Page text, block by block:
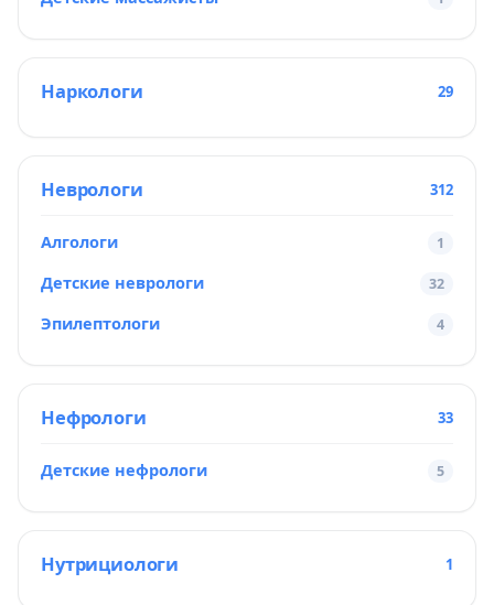
Наркологи 29
Неврологи 312
Алгологи 1
Детские неврологи 32
Эпилептологи 4
Нефрологи 33
Детские нефрологи 5
Нутрициологи 1